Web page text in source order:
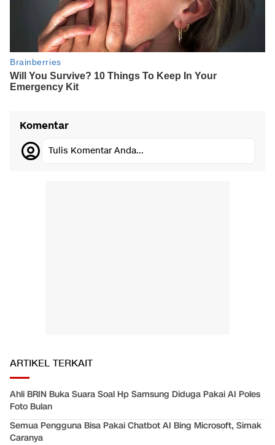
Komentar
Tulis Komentar Anda...
ARTIKEL TERKAIT
Ahli BRIN Buka Suara Soal Hp Samsung Diduga Pakai AI Poles
Foto Bulan
Semua Pengguna Bisa Pakai Chatbot AI Bing Microsoft, Simak
Caranya